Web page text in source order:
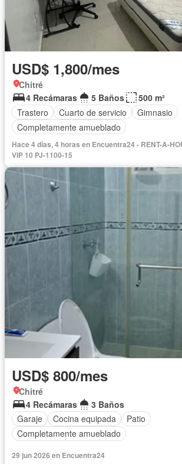
USD$ 1,800/mes
Chitré
4 Recámaras
5 Baños
500 m²
Trastero
Cuarto de servicio
Gimnasio
Completamente amueblado
Hace 4 días, 4 horas en Encuentra24 - RENT-A-
VIP 10 PJ-1100-15
USD$ 800/mes
Chitré
4 Recámaras
3 Baños
Garaje
Cocina equipada
Patio
Completamente amueblado
29 jun 2026 en Encuentra24